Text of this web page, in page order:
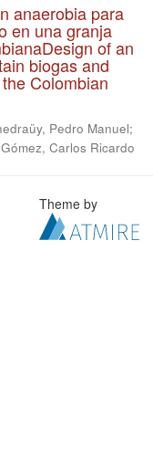
anaerobia para
en una granja
of an
biogas and
Colombian
Pedro Manuel;
Carlos Ricardo
Theme by